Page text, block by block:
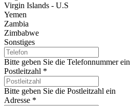
Virgin Islands - U.S
Yemen
Zambia
Zimbabwe
Sonstiges
Bitte geben Sie die Telefonnummer ein
Postleitzahl *
Bitte geben Sie die Postleitzahl ein
Adresse *